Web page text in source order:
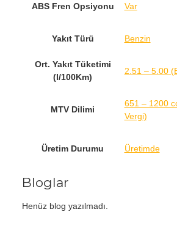
ABS Fren Opsiyonu Var
Yakıt Türü Benzin
Ort. Yakıt Tüketimi
(l/100Km)
2.51 – 5.00
MTV Dilimi
651 – 1200
Vergi)
Üretim Durumu Üretimde
Bloglar
Henüz blog yazılmadı.